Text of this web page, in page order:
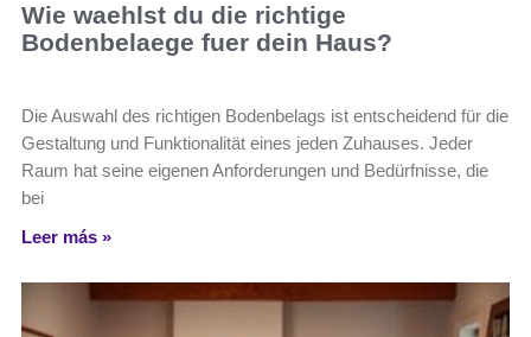
Wie waehlst du die richtige
Bodenbelaege fuer dein Haus?
Die Auswahl des richtigen Bodenbelags ist entscheidend für die
Gestaltung und Funktionalität eines jeden Zuhauses. Jeder
Raum hat seine eigenen Anforderungen und Bedürfnisse, die
bei
Leer más »